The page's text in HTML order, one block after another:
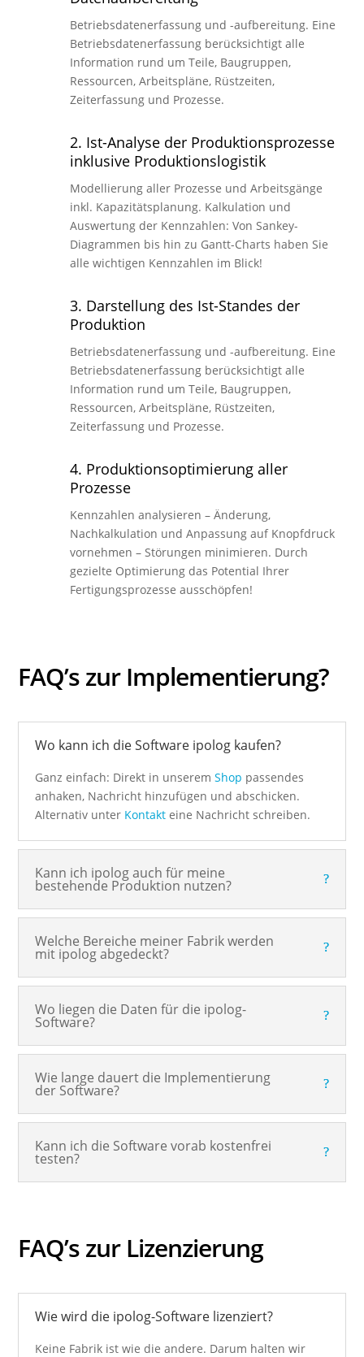
Betriebsdatenerfassung und -aufbereitung. Eine
Betriebsdatenerfassung berücksichtigt alle
Information rund um Teile, Baugruppen,
Ressourcen, Arbeitspläne, Rüstzeiten,
Zeiterfassung und Prozesse.
2. Ist-Analyse der Produktionsprozesse
inklusive Produktionslogistik
Modellierung aller Prozesse und Arbeitsgänge
inkl. Kapazitätsplanung. Kalkulation und
Auswertung der Kennzahlen: Von Sankey-
Diagrammen bis hin zu Gantt-Charts haben Sie
alle wichtigen Kennzahlen im Blick!
3. Darstellung des Ist-Standes der
Produktion
Betriebsdatenerfassung und -aufbereitung. Eine
Betriebsdatenerfassung berücksichtigt alle
Information rund um Teile, Baugruppen,
Ressourcen, Arbeitspläne, Rüstzeiten,
Zeiterfassung und Prozesse.
4. Produktionsoptimierung aller
Prozesse
Kennzahlen analysieren – Änderung,
Nachkalkulation und Anpassung auf Knopfdruck
vornehmen – Störungen minimieren. Durch
gezielte Optimierung das Potential Ihrer
Fertigungsprozesse ausschöpfen!
FAQ’s zur Implementierung?
Wo kann ich die Software ipolog kaufen?
Ganz einfach: Direkt in unseremShop passendes
anhaken, Nachricht hinzufügen und abschicken.
Alternativ unter Kontakt eine Nachricht schreiben.
Kann ich ipolog auch für meine
bestehende Produktion nutzen?
Welche Bereiche meiner Fabrik werden
mit ipolog abgedeckt?
Wo liegen die Daten für die ipolog-
Software?
Wie lange dauert die Implementierung
der Software?
Kann ich die Software vorab kostenfrei
testen?
FAQ’s zur Lizenzierung
Wie wird die ipolog-Software lizenziert?
Keine Fabrik ist wie die andere. Darum halten wir